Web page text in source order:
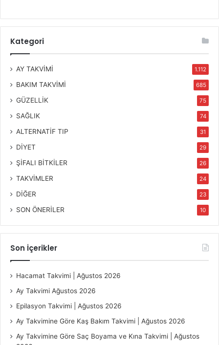
Kategori
AY TAKVİMİ 1.112
BAKIM TAKVİMİ 685
GÜZELLİK 75
SAĞLIK 74
ALTERNATİF TIP 31
DİYET 29
ŞİFALI BİTKİLER 26
TAKVİMLER 24
DİĞER 23
SON ÖNERİLER 10
Son İçerikler
Hacamat Takvimi | Ağustos 2026
Ay Takvimi Ağustos 2026
Epilasyon Takvimi | Ağustos 2026
Ay Takvimine Göre Kaş Bakım Takvimi | Ağustos 2026
Ay Takvimine Göre Saç Boyama ve Kına Takvimi | Ağustos